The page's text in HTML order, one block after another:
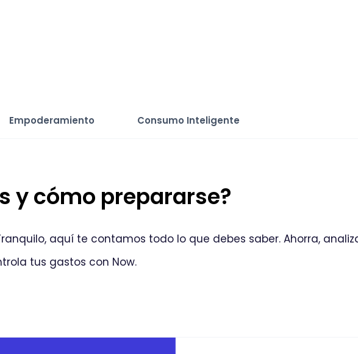
Empoderamiento Consumo Inteligente
y cómo prepararse?
aquí te contamos todo lo que debes saber. Ahorra,
tus gastos con Now.